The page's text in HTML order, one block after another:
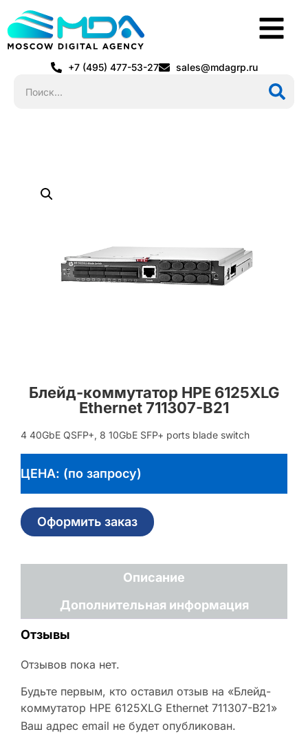
+7 (495) 477-53-27 sales@mdagrp.ru
Блейд-коммутатор HPE 6125XLG
Ethernet 711307-B21
4 40GbE QSFP+, 8 10GbE SFP+ ports blade switch
ЦЕНА: (по запросу)
Оформить заказ
Описание
Дополнительная информация
Отзывы
Отзывов пока нет.
Будьте первым, кто оставил отзыв на «Блейд-
коммутатор HPE 6125XLG Ethernet 711307-B21»
Ваш адрес email не будет опубликован.